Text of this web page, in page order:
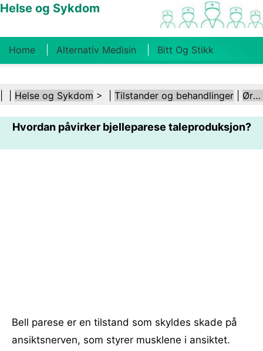
Helse og Sykdom
Home Alternativ Medisin Bitt Og Stikk
Kosthold Og Ernæring Familiehelse
Helsebransjen Psykisk Helse Folkehelse Og
Sikkerhet Kirurgi Og Prosedyrer Helse
Helse og Sykdom > | Tilstander og behandlinger Ører og hørsel
Hvordan påvirker bjelleparese taleproduksjon?
Bell parese er en tilstand som skyldes skade på
ansiktsnerven, som styrer musklene i ansiktet.